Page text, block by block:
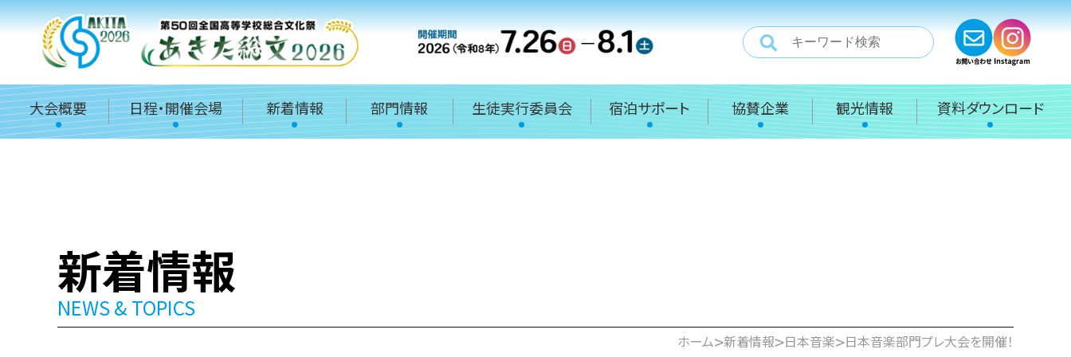
大会概要 日程・開催会場 新着情報 部門情報 生徒実行委員会 宿泊サポート 協賛企業 観光情報 資料ダウンロード
ホーム>新着情報>日本音楽>日本音楽部門プレ大会を開催！
新着情報
NEWS & TOPICS